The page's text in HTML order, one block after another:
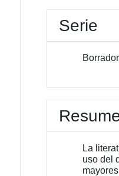
Serie
La
uso del